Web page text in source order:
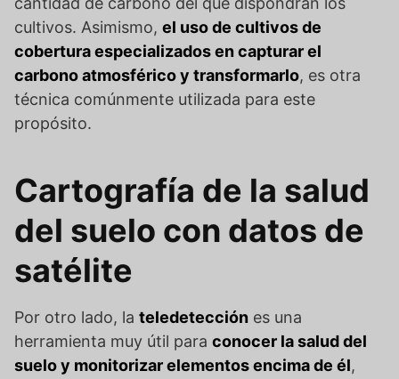
cultivos. Asimismo, el uso de cultivos de
cobertura especializados en capturar el
carbono atmosférico y transformarlo, es otra
técnica comúnmente utilizada para este
propósito.
Cartografía de la salud
del suelo con datos de
satélite
Por otro lado, la teledetección es una
herramienta muy útil para conocer la salud del
suelo y monitorizar elementos encima de él,